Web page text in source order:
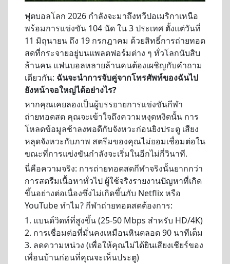
ฟุตบอลโลก 2026 กำลังจะมาถึงทวีปอเมริกาเหนือ
พร้อมการแข่งขัน 104 นัด ใน 3 ประเทศ ตั้งแต่วันที่
11 มิถุนายน ถึง 19 กรกฎาคม ด้วยสิทธิ์การถ่ายทอด
สดที่กระจายอยู่บนแพลตฟอร์มต่าง ๆ ทั่วโลกนับสิบ
ล้านคน แฟนบอลหลายล้านคนต้องเผชิญกับคำถาม
เดียวกัน: ฉันจะนำการจับคู่จากโทรศัพท์ของฉันไป
ยังหน้าจอใหญ่ได้อย่างไร?
หากคุณเคยลองเป็นผู้บรรยายการแข่งขันกีฬา
ถ่ายทอดสด คุณจะเข้าใจถึงความหงุดหงิดนั้น การ
โหลดข้อมูลช้าลงพอดีกับจังหวะก่อนยิงประตู เสียง
หลุดจังหวะกับภาพ สตรีมของคุณไม่ยอมเชื่อมต่อใน
ขณะที่การแข่งขันกำลังจะเริ่มในอีกไม่กี่วินาที.
นี่คือความจริง: การถ่ายทอดสดกีฬาจริงนั้นยากกว่า
การสตรีมเนื้อหาทั่วไป ผู้ใช้จริงรายงานปัญหาที่เกิด
ขึ้นอย่างต่อเนื่องซึ่งไม่เกิดขึ้นกับ Netflix หรือ
YouTube ทำไม? กีฬาถ่ายทอดสดต้องการ:
1. แบนด์วิดท์ที่สูงขึ้น (25-50 Mbps สำหรับ HD/4K)
2. การเชื่อมต่อที่มั่นคงเหมือนหินตลอด 90 นาทีเต็ม
3. ลดความหน่วง (เพื่อให้คุณไม่ได้ยินเสียงเชียร์ของ
เพื่อนบ้านก่อนที่คุณจะเห็นประตู)